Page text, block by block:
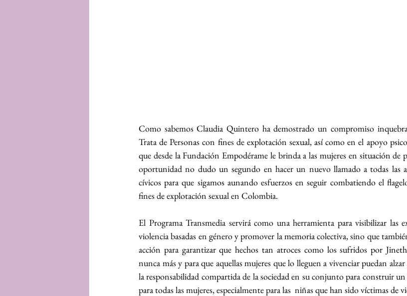
Como sabemos Claudia Quintero ha demostrado un compromiso
Trata de Personas con fines de explotación sexual, así como en el apoyo
que desde la Fundación Empodérame le brinda a las mujeres en situación de
oportunidad no dudo un segundo en hacer un nuevo llamado a todas las
cívicos para que sigamos aunando esfuerzos en seguir combatiendo el
fines de explotación sexual en Colombia.
El Programa Transmedia servirá como una herramienta para visibilizar las
violencia basadas en género y promover la memoria colectiva, sino que
acción para garantizar que hechos tan atroces como los sufridos por
nunca más y para que aquellas mujeres que lo lleguen a vivenciar puedan
la responsabilidad compartida de la sociedad en su conjunto para construir
para todas las mujeres, especialmente para las  niñas que han sido víctimas de